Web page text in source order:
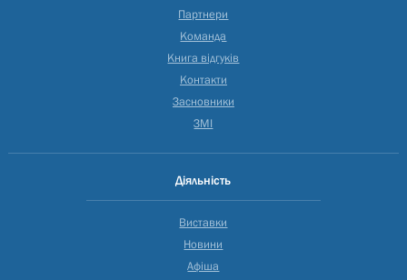
Партнери
Команда
Книга відгуків
Контакти
Засновники
ЗМІ
Діяльність
Виставки
Новини
Афіша